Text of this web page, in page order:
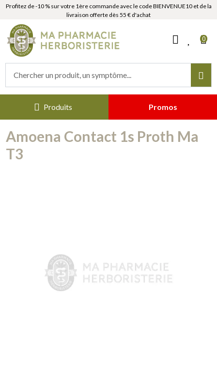
Profitez de -10 % sur votre 1ère commande avec le code BIENVENUE10 et de la
livraison offerte dès 55 € d'achat
0
Produits Promos
Amoena Contact 1s Proth Ma
T3